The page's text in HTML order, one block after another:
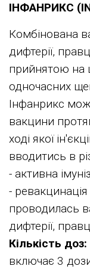
ІНФАНРИКС
Комбінована
дифтерії,
прийнятою на
одночасних
Інфанрикс
вакцини
ході якої
вводитись в
- активна
-
проводилась
дифтерії,
Кількість доз:
включає 3